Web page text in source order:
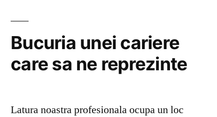
viata”
sunt
folos
Bucuria unei cariere
care sa ne reprezinte
Latura noastra profesionala ocupa un loc